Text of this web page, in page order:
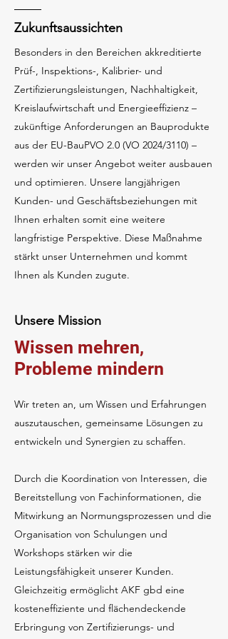
Zukunftsaussichten
Besonders in den Bereichen akkreditierte
Prüf-, Inspektions-, Kalibrier- und
Zertifizierungsleistungen, Nachhaltigkeit,
Kreislaufwirtschaft und Energieeffizienz –
zukünftige Anforderungen an Bauprodukte
aus der EU-BauPVO 2.0 (VO 2024/3110) –
werden wir unser Angebot weiter ausbauen
und optimieren. Unsere langjährigen
Kunden- und Geschäftsbeziehungen mit
Ihnen erhalten somit eine weitere
langfristige Perspektive. Diese Maßnahme
stärkt unser Unternehmen und kommt
Ihnen als Kunden zugute.
Unsere Mission
Wissen mehren,
Probleme mindern
Wir treten an, um Wissen und Erfahrungen
auszutauschen, gemeinsame Lösungen zu
entwickeln und Synergien zu schaffen.
Durch die Koordination von Interessen, die
Bereitstellung von Fachinformationen, die
Mitwirkung an Normungsprozessen und die
Organisation von Schulungen und
Workshops stärken wir die
Leistungsfähigkeit unserer Kunden.
Gleichzeitig ermöglicht AKF gbd eine
kosteneffiziente und flächendeckende
Erbringung von Zertifizierungs- und